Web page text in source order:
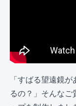
「すばる望遠鏡
るの？」そんなご